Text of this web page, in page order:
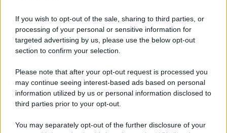
If you wish to opt-out of the sale, sharing to third parties, or
processing of your personal or sensitive information for
targeted advertising by us, please use the below opt-out
section to confirm your selection.
Please note that after your opt-out request is processed you
may continue seeing interest-based ads based on personal
information utilized by us or personal information disclosed to
third parties prior to your opt-out.
You may separately opt-out of the further disclosure of your
Gossip e TV è un sito di MASTE S.r.l.
viale Luigi Majno n. 21 - 20129 Milano (MI)
P.Iva 10909580960